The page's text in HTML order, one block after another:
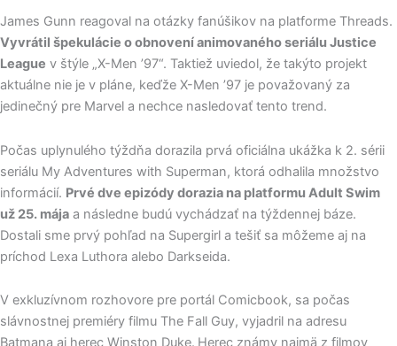
James Gunn reagoval na otázky fanúšikov na platforme Threads.
Vyvrátil špekulácie o obnovení animovaného seriálu Justice
League v štýle „X-Men ’97“. Taktiež uviedol, že takýto projekt
aktuálne nie je v pláne, keďže X-Men ’97 je považovaný za
jedinečný pre Marvel a nechce nasledovať tento trend.
Počas uplynulého týždňa dorazila prvá oficiálna ukážka k 2. sérii
seriálu My Adventures with Superman, ktorá odhalila množstvo
informácií. Prvé dve epizódy dorazia na platformu Adult Swim
už 25. mája a následne budú vychádzať na týždennej báze.
Dostali sme prvý pohľad na Supergirl a tešiť sa môžeme aj na
príchod Lexa Luthora alebo Darkseida.
V exkluzívnom rozhovore pre portál Comicbook, sa počas
slávnostnej premiéry filmu The Fall Guy, vyjadril na adresu
Batmana aj herec Winston Duke. Herec známy najmä z filmov